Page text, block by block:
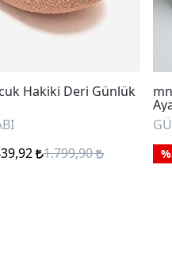
Hakiki Deri Günlük
1.799,90